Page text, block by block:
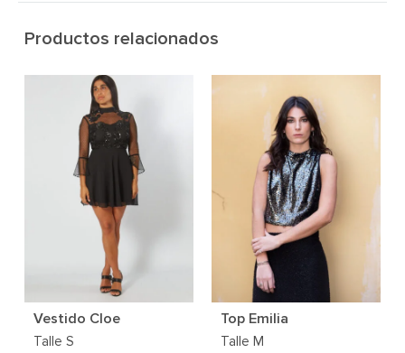
Productos relacionados
Vestido Cloe
Talle S
Top Emilia
Talle M